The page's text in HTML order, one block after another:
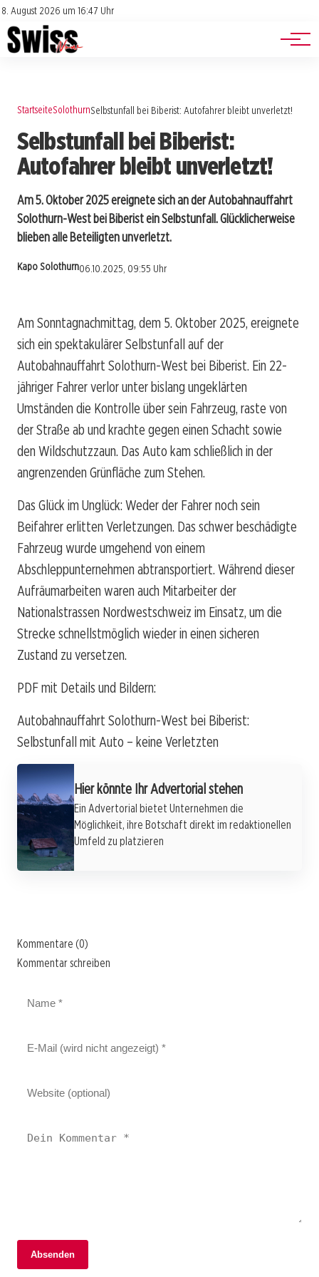
8. August 2026 um 16:47 Uhr
Impressum
Datenschutz
Jobs
Events
StartseiteSolothurnSelbstunfall bei Biberist: Autofahrer bleibt unverletzt!
Selbstunfall bei Biberist:
Autofahrer bleibt unverletzt!
Am 5. Oktober 2025 ereignete sich an der Autobahnauffahrt
Solothurn-West bei Biberist ein Selbstunfall. Glücklicherweise
blieben alle Beteiligten unverletzt.
Kapo Solothurn06.10.2025, 09:55 Uhr
Am Sonntagnachmittag, dem 5. Oktober 2025, ereignete
sich ein spektakulärer Selbstunfall auf der
Autobahnauffahrt Solothurn-West bei Biberist. Ein 22-
jähriger Fahrer verlor unter bislang ungeklärten
Umständen die Kontrolle über sein Fahrzeug, raste von
der Straße ab und krachte gegen einen Schacht sowie
den Wildschutzzaun. Das Auto kam schließlich in der
angrenzenden Grünfläche zum Stehen.
Das Glück im Unglück: Weder der Fahrer noch sein
Beifahrer erlitten Verletzungen. Das schwer beschädigte
Fahrzeug wurde umgehend von einem
Abschleppunternehmen abtransportiert. Während dieser
Aufräumarbeiten waren auch Mitarbeiter der
Nationalstrassen Nordwestschweiz im Einsatz, um die
Strecke schnellstmöglich wieder in einen sicheren
Zustand zu versetzen.
PDF mit Details und Bildern:
Autobahnauffahrt Solothurn-West bei Biberist:
Selbstunfall mit Auto – keine Verletzten
Hier könnte Ihr Advertorial stehen
Ein Advertorial bietet Unternehmen die
Möglichkeit, ihre Botschaft direkt im redaktionellen
Umfeld zu platzieren
Kommentare (0)
Kommentar schreiben
Absenden
02. Januar 2026